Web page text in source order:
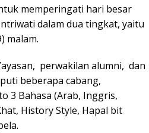
memperingati hari besar
dalam dua tingkat, yaitu
malam.
perwakilan alumni, dan
beberapa cabang,
3 Bahasa (Arab, Inggris,
History Style, Hapal bit